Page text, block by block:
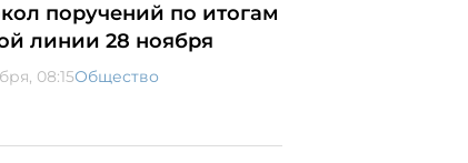
поручений по итогам
линии 28 ноября
08:15Общество